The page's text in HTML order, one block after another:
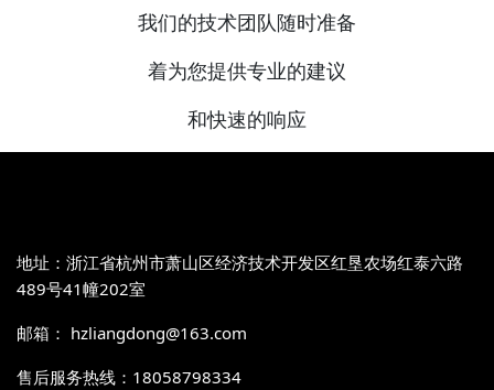
我们的技术团队随时准备
着为您提供专业的建议
和快速的响应
地址：浙江省杭州市萧山区经济技术开发区红垦农场红泰六路
489号41幢202室
邮箱： hzliangdong@163.com
售后服务热线：18058798334